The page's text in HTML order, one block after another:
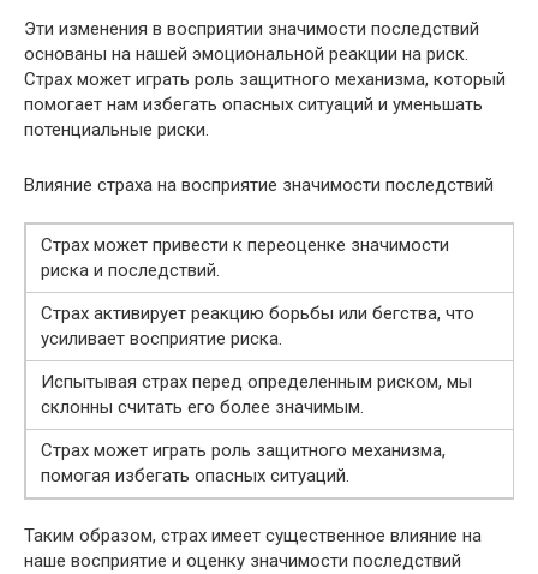
Эти изменения в восприятии значимости последствий
основаны на нашей эмоциональной реакции на риск.
Страх может играть роль защитного механизма, который
помогает нам избегать опасных ситуаций и уменьшать
потенциальные риски.
Влияние страха на восприятие значимости последствий
Страх может привести к переоценке значимости
риска и последствий.
Страх активирует реакцию борьбы или бегства, что
усиливает восприятие риска.
Испытывая страх перед определенным риском, мы
склонны считать его более значимым.
Страх может играть роль защитного механизма,
помогая избегать опасных ситуаций.
Таким образом, страх имеет существенное влияние на
наше восприятие и оценку значимости последствий